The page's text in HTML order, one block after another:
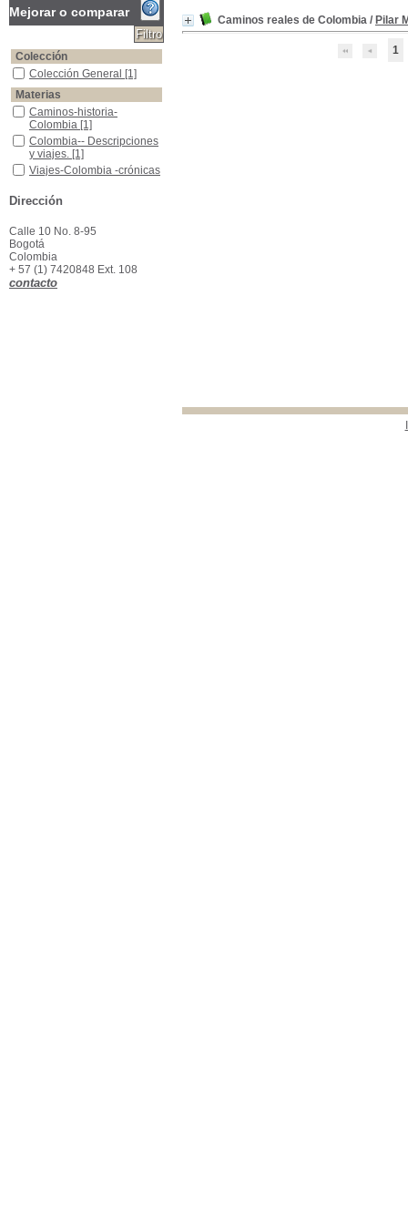
Caminos reales de Colombia / Pilar
1
Mejorar o comparar
Colección
Colección General
Colección General [1]
Materias
Caminos-historia-Colombia
Caminos-historia-
Colombia [1]
Colombia-- Descripciones y viajes.
Colombia-- Descripciones
y viajes. [1]
Viajes-Colombia -crónicas
Viajes-Colombia -crónicas
Dirección
Calle 10 No. 8-95
Bogotá
Colombia
+ 57 (1) 7420848 Ext. 108
contacto